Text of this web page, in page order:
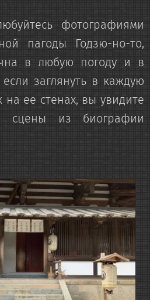
фотографиями
пагоды Годзю-но-то,
в любую погоду и в
заглянуть в каждую
на ее стенах, вы увидите
сцены из биографии